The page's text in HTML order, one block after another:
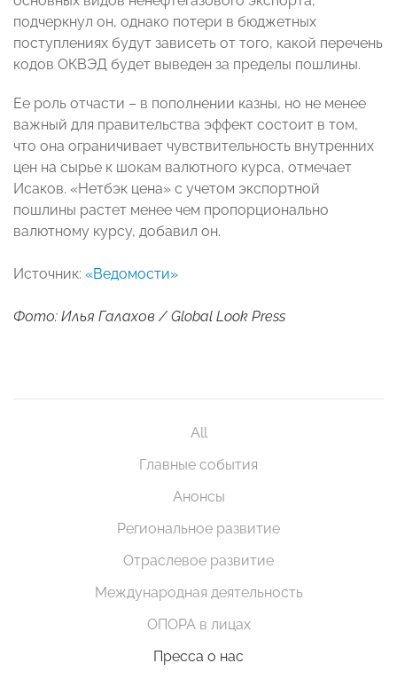
подчеркнул он, однако потери в бюджетных
поступлениях будут зависеть от того, какой перечень
кодов ОКВЭД будет выведен за пределы пошлины.
Ее роль отчасти – в пополнении казны, но не менее
важный для правительства эффект состоит в том,
что она ограничивает чувствительность внутренних
цен на сырье к шокам валютного курса, отмечает
Исаков. «Нетбэк цена» с учетом экспортной
пошлины растет менее чем пропорционально
валютному курсу, добавил он.
Источник: «Ведомости»
Фото: Илья Галахов / Global Look Press
All
Главные события
Анонсы
Региональное развитие
Отраслевое развитие
Международная деятельность
ОПОРА в лицах
Пресса о нас